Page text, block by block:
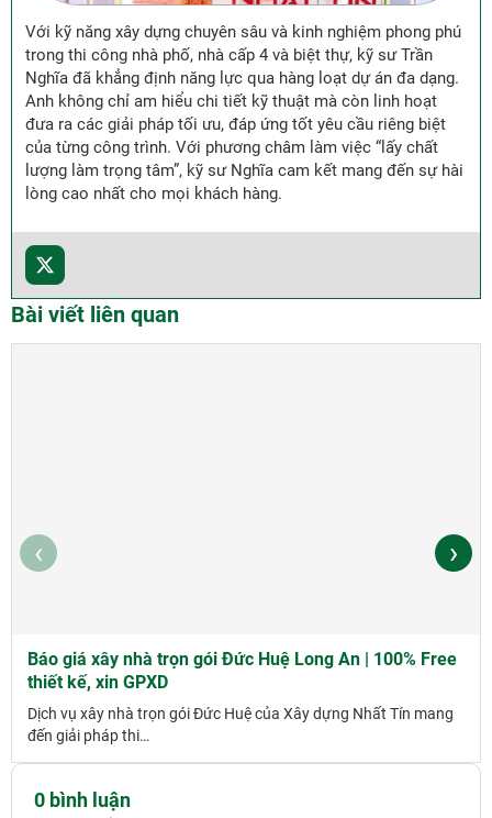
Với kỹ năng xây dựng chuyên sâu và kinh nghiệm phong phú
trong thi công nhà phố, nhà cấp 4 và biệt thự, kỹ sư Trần
Nghĩa đã khẳng định năng lực qua hàng loạt dự án đa dạng.
Anh không chỉ am hiểu chi tiết kỹ thuật mà còn linh hoạt
đưa ra các giải pháp tối ưu, đáp ứng tốt yêu cầu riêng biệt
của từng công trình. Với phương châm làm việc “lấy chất
lượng làm trọng tâm”, kỹ sư Nghĩa cam kết mang đến sự hài
lòng cao nhất cho mọi khách hàng.
Bài viết liên quan
‹
Báo giá xây nhà trọn gói Đức Huệ Long An | 100% Free
thiết kế, xin GPXD
Dịch vụ xây nhà trọn gói Đức Huệ của Xây dựng Nhất Tín mang
đến giải pháp thi…
›
0 bình luận